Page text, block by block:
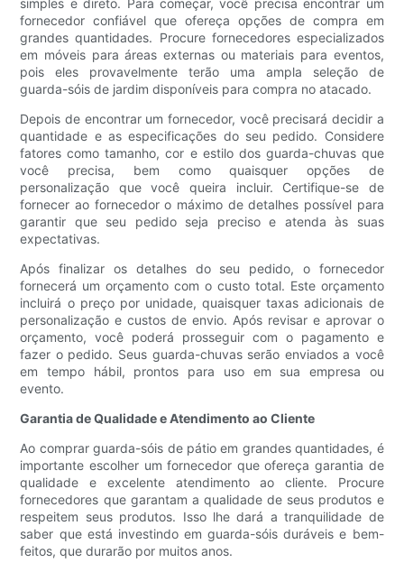
simples e direto. Para começar, você precisa encontrar um
fornecedor confiável que ofereça opções de compra em
grandes quantidades. Procure fornecedores especializados
em móveis para áreas externas ou materiais para eventos,
pois eles provavelmente terão uma ampla seleção de
guarda-sóis de jardim disponíveis para compra no atacado.
Depois de encontrar um fornecedor, você precisará decidir a
quantidade e as especificações do seu pedido. Considere
fatores como tamanho, cor e estilo dos guarda-chuvas que
você precisa, bem como quaisquer opções de
personalização que você queira incluir. Certifique-se de
fornecer ao fornecedor o máximo de detalhes possível para
garantir que seu pedido seja preciso e atenda às suas
expectativas.
Após finalizar os detalhes do seu pedido, o fornecedor
fornecerá um orçamento com o custo total. Este orçamento
incluirá o preço por unidade, quaisquer taxas adicionais de
personalização e custos de envio. Após revisar e aprovar o
orçamento, você poderá prosseguir com o pagamento e
fazer o pedido. Seus guarda-chuvas serão enviados a você
em tempo hábil, prontos para uso em sua empresa ou
evento.
Garantia de Qualidade e Atendimento ao Cliente
Ao comprar guarda-sóis de pátio em grandes quantidades, é
importante escolher um fornecedor que ofereça garantia de
qualidade e excelente atendimento ao cliente. Procure
fornecedores que garantam a qualidade de seus produtos e
respeitem seus produtos. Isso lhe dará a tranquilidade de
saber que está investindo em guarda-sóis duráveis ​​e bem-
feitos, que durarão por muitos anos.